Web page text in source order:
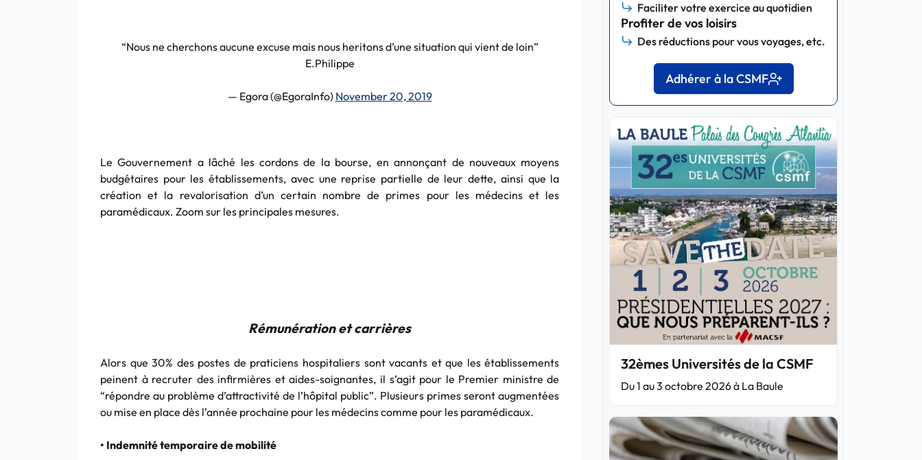
“Nous ne cherchons aucune excuse mais nous heritons d’une situation qui vient de loin”
E.Philippe
— Egora (@EgoraInfo) November 20, 2019
Le Gouvernement a lâché les cordons de la bourse, en annonçant de nouveaux moyens
budgétaires pour les établissements, avec une reprise partielle de leur dette, ainsi que la
création et la revalorisation d’un certain nombre de primes pour les médecins et les
paramédicaux. Zoom sur les principales mesures.
Rémunération et carrières
Alors que 30% des postes de praticiens hospitaliers sont vacants et que les établissements
peinent à recruter des infirmières et aides-soignantes, il s’agit pour le Premier ministre de
“répondre au problème d’attractivité de l’hôpital public”. Plusieurs primes seront augmentées
ou mise en place dès l’année prochaine pour les médecins comme pour les paramédicaux.
• Indemnité temporaire de mobilité
Faciliter votre exercice au quotidien
Profiter de vos loisirs
Des réductions pour vous voyages, etc.
Adhérer à la CSMF
32èmes Universités de la CSMF
Du 1 au 3 octobre 2026 à La Baule